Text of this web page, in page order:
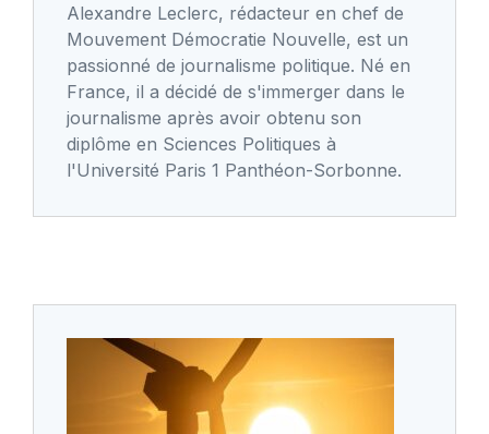
Alexandre Leclerc, rédacteur en chef de
Mouvement Démocratie Nouvelle, est un
passionné de journalisme politique. Né en
France, il a décidé de s'immerger dans le
journalisme après avoir obtenu son
diplôme en Sciences Politiques à
l'Université Paris 1 Panthéon-Sorbonne.